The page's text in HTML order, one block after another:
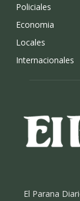
Policiales
Economia
Locales
Internacionales
El Parana